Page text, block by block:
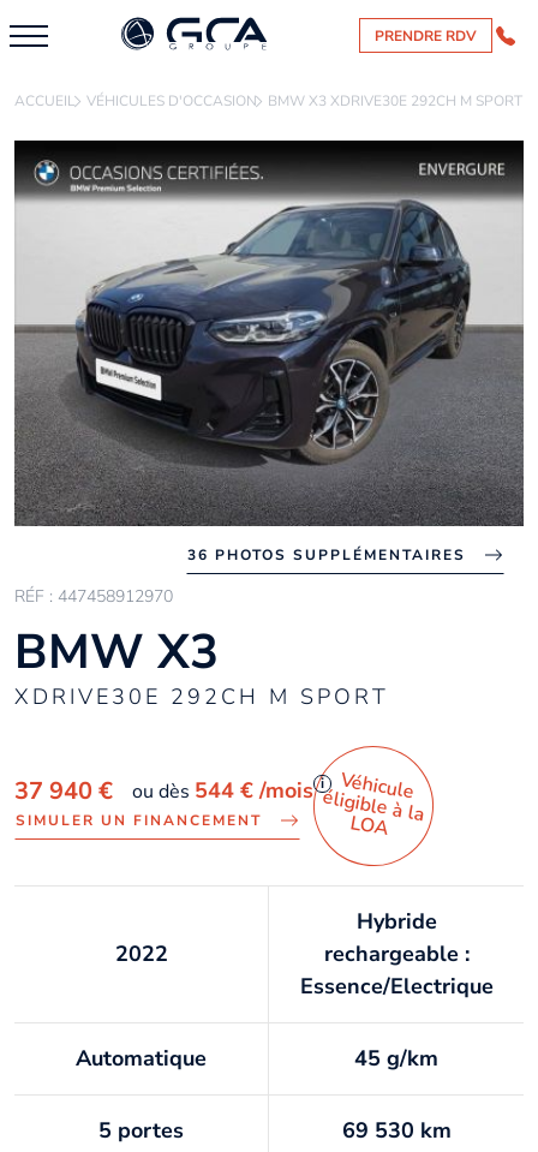
PRENDRE RDV
ACCUEIL VÉHICULES D'OCCASION BMW X3 XDRIVE30E 292CH M SPORT
36 PHOTOS SUPPLÉMENTAIRES
RÉF : 447458912970
BMW X3
XDRIVE30E 292CH M SPORT
37 940 € ou dès 544 €/mois i
SIMULER UN FINANCEMENT
Véhicule
éligible à la
LO
A
2022
Hybride
rechargeable :
Essence/Electrique
Automatique 45 g/km
5 portes 69 530 km